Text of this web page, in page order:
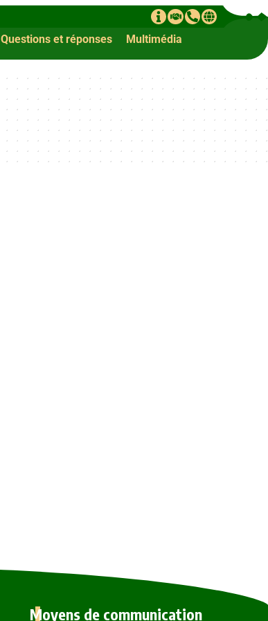
Questions et réponses Multimédia
Moyens de communication